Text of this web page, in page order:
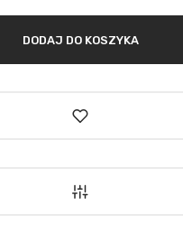
DODAJ DO KOSZYKA